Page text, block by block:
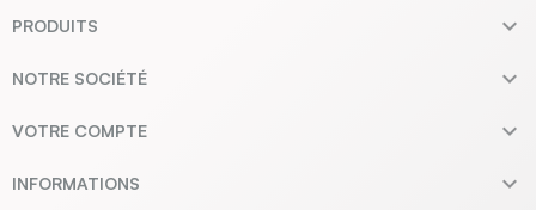
PRODUITS 
NOTRE SOCIÉTÉ 
VOTRE COMPTE 
INFORMATIONS 